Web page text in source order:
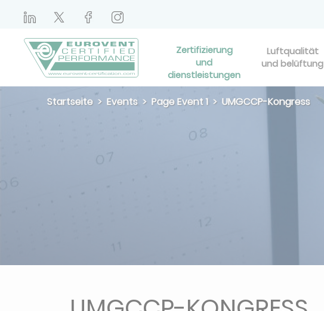
Zertifizierung
und
dienstleistungen
Luftqualität
und belüftung
Startseite Events Page Event 1 UMGCCP-Kongress